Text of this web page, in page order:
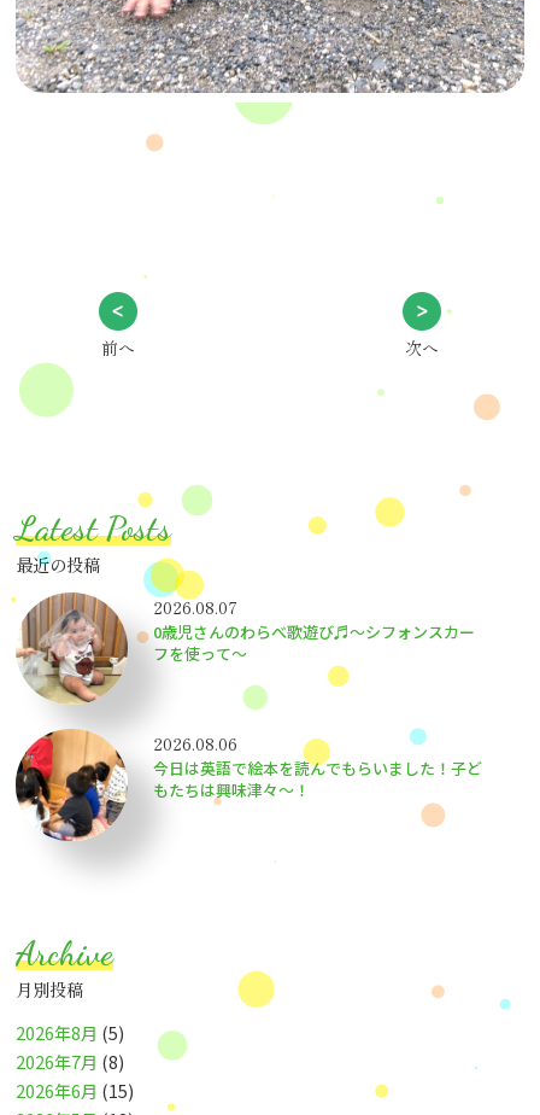
前へ 次へ
Latest Posts
最近の投稿
2026.08.07
0歳児さんのわらべ歌遊び♬～シフォンスカー
フを使って～
2026.08.06
今日は英語で絵本を読んでもらいました！子ど
もたちは興味津々〜！
Archive
月別投稿
2026年8月 (5)
2026年7月 (8)
2026年6月 (15)